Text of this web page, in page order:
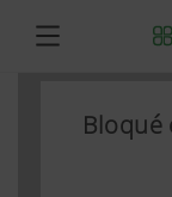
Bloqué